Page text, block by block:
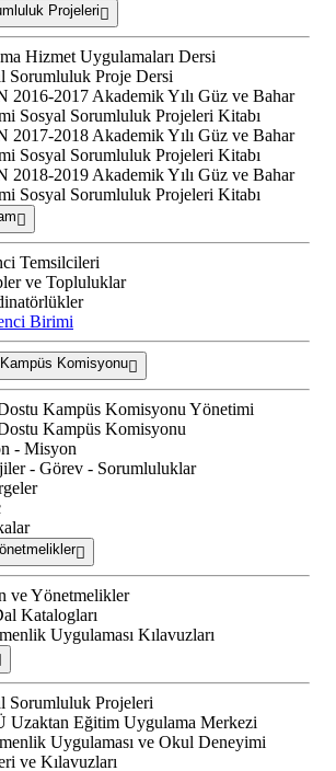
Projeleri
Hizmet Uygulamaları Dersi
Sorumluluk Proje Dersi
2016-2017 Akademik Yılı Güz ve Bahar
Sosyal Sorumluluk Projeleri Kitabı
2017-2018 Akademik Yılı Güz ve Bahar
Sosyal Sorumluluk Projeleri Kitabı
2018-2019 Akademik Yılı Güz ve Bahar
Sosyal Sorumluluk Projeleri Kitabı
Temsilcileri
ve Topluluklar
Birimi
Komisyonu
Kampüs Komisyonu Yönetimi
Kampüs Komisyonu
- Misyon
- Görev - Sorumluluklar
ve Yönetmelikler
Katalogları
Uygulaması Kılavuzları
Sorumluluk Projeleri
Uzaktan Eğitim Uygulama Merkezi
Uygulaması ve Okul Deneyimi
ve Kılavuzları